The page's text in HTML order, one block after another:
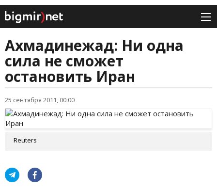
Ахмадинежад: Ни одна
сила не сможет
остановить Иран
25 сентября 2011, 00:00
Reuters